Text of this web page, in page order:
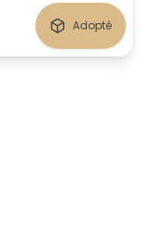
Adopté